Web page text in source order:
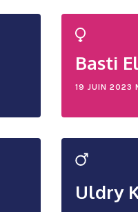
Basti
19 JUIN 2023
Uldry